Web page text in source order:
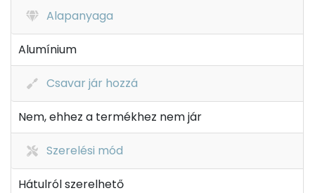
Alapanyaga
Alumínium
Csavar jár hozzá
Nem, ehhez a termékhez nem jár
Szerelési mód
Hátulról szerelhető